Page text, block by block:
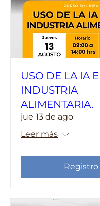
USO DE LA IA
INDUSTRIA
ALIMENTARIA.
jue 13 de ago
Leer más
Registro